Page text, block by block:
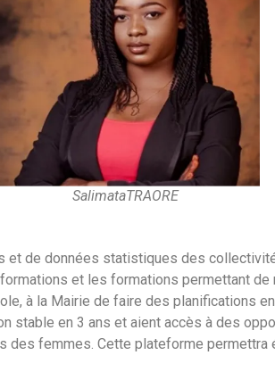
SalimataTRAORE
et de données statistiques des
et les formations permettant
à la Mairie de faire des planifications
stable en 3 ans​ et aient accès à des
des femmes. Cette plateforme